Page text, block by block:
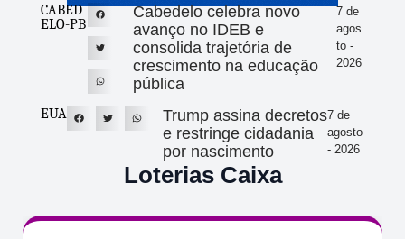
CABED
ELO-PB
Cabedelo celebra novo
avanço no IDEB e
consolida trajetória de
crescimento na educação
pública
7 de
agos
to -
2026
EUA
Trump assina decretos
e restringe cidadania
por nascimento
7 de
agosto
- 2026
Loterias Caixa